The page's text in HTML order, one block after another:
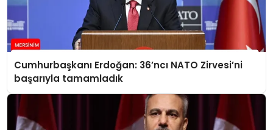
Cumhurbaşkanı Erdoğan: 36’ncı NATO Zirvesi’ni
başarıyla tamamladık